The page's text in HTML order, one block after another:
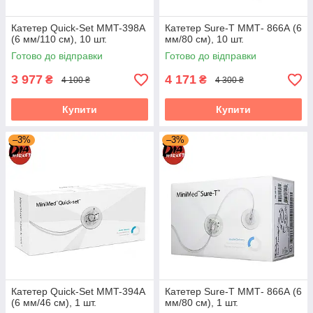
Катетер Quick-Set MMT-398А
(6 мм/110 см), 10 шт.
Готово до відправки
3 977 ₴ 4 100 ₴
Купити
Катетер Sure-T ММТ- 866А (6
мм/80 см), 10 шт.
Готово до відправки
4 171 ₴ 4 300 ₴
Купити
–3%
Катетер Quick-Set MMT-394А
(6 мм/46 см), 1 шт.
–3%
Катетер Sure-T ММТ- 866А (6
мм/80 см), 1 шт.